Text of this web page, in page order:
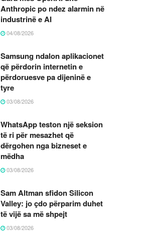
Anthropic po ndez alarmin në
industrinë e AI
04/08/2026
Samsung ndalon aplikacionet
që përdorin internetin e
përdoruesve pa dijeninë e
tyre
03/08/2026
WhatsApp teston një seksion
të ri për mesazhet që
dërgohen nga bizneset e
mëdha
03/08/2026
Sam Altman sfidon Silicon
Valley: jo çdo përparim duhet
të vijë sa më shpejt
03/08/2026